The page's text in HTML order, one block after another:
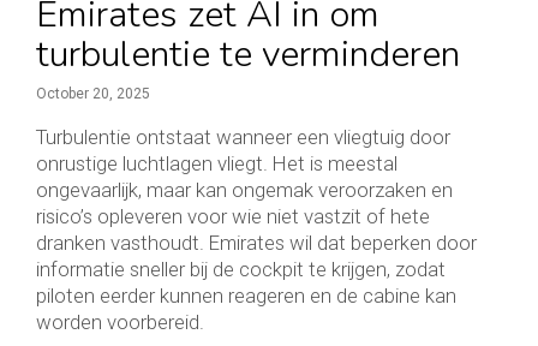
Emirates zet AI in om
turbulentie te verminderen
October 20, 2025
Turbulentie ontstaat wanneer een vliegtuig door
onrustige luchtlagen vliegt. Het is meestal
ongevaarlijk, maar kan ongemak veroorzaken en
risico’s opleveren voor wie niet vastzit of hete
dranken vasthoudt. Emirates wil dat beperken door
informatie sneller bij de cockpit te krijgen, zodat
piloten eerder kunnen reageren en de cabine kan
worden voorbereid.